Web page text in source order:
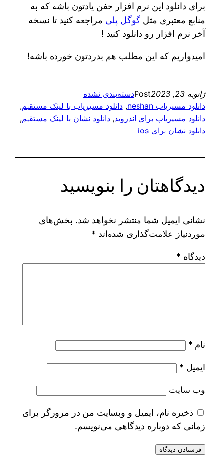
برای دانلود این نرم افزار خفن یادتون باشه که به
منابع معتبری مثلگوگل پلی مراجعه کنید تا نسخه
آخر نرم افزار رو دانلود کنید !
امیدواریم که این مطلب هم بدردتون خورده باشه!
ژانویه 23, 2023 Postدسته‌بندی نشده
دانلود مسیریاب neshan
, دانلود مسیریاب با لینک مستقیم,
دانلود مسیریاب برای اندروید, دانلود نشان با لینک مستقیم,
دانلود نشان برای ios
دیدگاهتان را بنویسید
نشانی ایمیل شما منتشر نخواهد شد. بخش‌های
موردنیاز علامت‌گذاری شده‌اند *
دیدگاه *
نام *
ایمیل *
وب‌ سایت
ذخیره نام، ایمیل و وبسایت من در مرورگر برای
زمانی که دوباره دیدگاهی می‌نویسم.